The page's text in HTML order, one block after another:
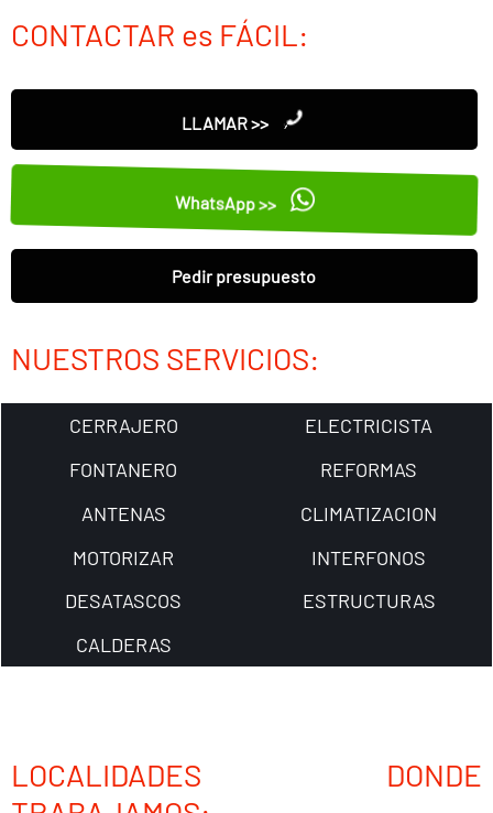
CONTACTAR es FÁCIL:
LLAMAR >>
WhatsApp >>
Pedir presupuesto
NUESTROS SERVICIOS:
CERRAJERO
ELECTRICISTA
FONTANERO
REFORMAS
ANTENAS
CLIMATIZACION
MOTORIZAR
INTERFONOS
DESATASCOS
ESTRUCTURAS
CALDERAS
LOCALIDADES DONDE